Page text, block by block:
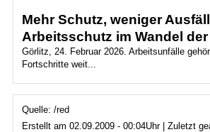
Mehr Schutz, weniger
Arbeitsschutz im Wandel
Görlitz, 24. Februar 2026. Arbeitsunfälle
Fortschritte weit...
Quelle: /red
Erstellt am 02.09.2009 - 00:04Uhr | Zuletzt